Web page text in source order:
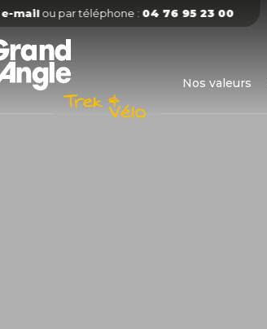
e-mailou par téléphone : 04 76 95 23 00
Nos valeurs